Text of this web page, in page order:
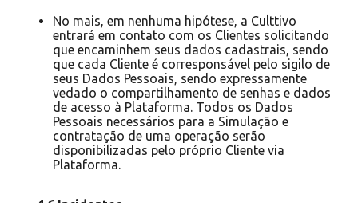
No mais, em nenhuma hipótese, a Culttivo
entrará em contato com os Clientes solicitando
que encaminhem seus dados cadastrais, sendo
que cada Cliente é corresponsável pelo sigilo de
seus Dados Pessoais, sendo expressamente
vedado o compartilhamento de senhas e dados
de acesso à Plataforma. Todos os Dados
Pessoais necessários para a Simulação e
contratação de uma operação serão
disponibilizadas pelo próprio Cliente via
Plataforma.